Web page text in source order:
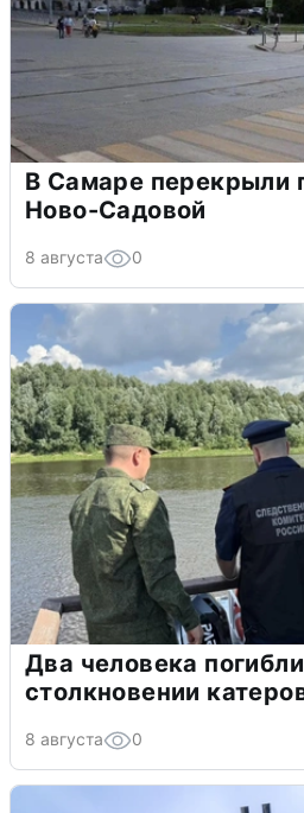
В Самаре перекрыли
Ново-Садовой
8 августа 0
Два человека
столкновении
8 августа 0